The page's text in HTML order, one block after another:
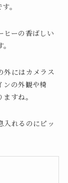
。
ヒーの香ばしい
外にはカメラス
ンの外観や椅
すね。
入れるのにピッ